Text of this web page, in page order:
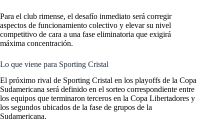
Para el club rimense, el desafío inmediato será corregir
aspectos de funcionamiento colectivo y elevar su nivel
competitivo de cara a una fase eliminatoria que exigirá
máxima concentración.
Lo que viene para Sporting Cristal
El próximo rival de Sporting Cristal en los playoffs de la Copa
Sudamericana será definido en el sorteo correspondiente entre
los equipos que terminaron terceros en la Copa Libertadores y
los segundos ubicados de la fase de grupos de la
Sudamericana.